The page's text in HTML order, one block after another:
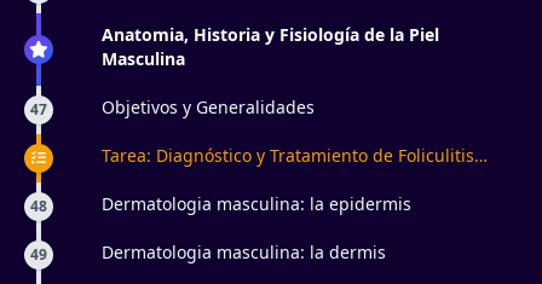
Anatomia, Historia y Fisiología de la Piel
Masculina
47 Objetivos y Generalidades
Tarea: Diagnóstico y Tratamiento de Foliculitis
48 Dermatologia masculina: la epidermis
49 Dermatologia masculina: la dermis